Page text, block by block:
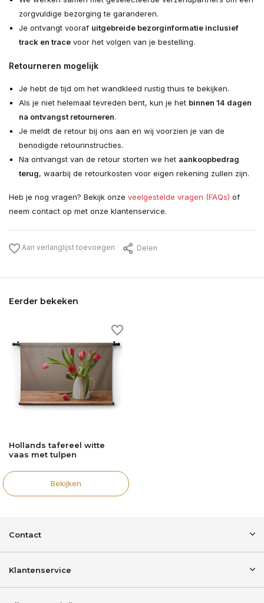
zorgvuldige bezorging te garanderen.
Je ontvangt vooraf uitgebreide bezorginformatie inclusief
track en tracevoor het volgen van je bestelling.
Retourneren mogelijk
Je hebt de tijd om het wandkleed rustig thuis te bekijken.
Als je niet helemaal tevreden bent, kun je het binnen 14 dagen
na ontvangst retourneren.
Je meldt de retour bij ons aan en wij voorzien je van de
benodigde retourinstructies.
Na ontvangst van de retour storten we het aankoopbedrag
terug, waarbij de retourkosten voor eigen rekening zullen zijn.
Heb je nog vragen? Bekijk onze veelgestelde vragen (FAQs) of
neem contact op met onze klantenservice.
Aan verlanglijst toevoegen Delen
Eerder bekeken
Hollands tafereel witte
vaas met tulpen
Bekijken
Contact
Klantenservice